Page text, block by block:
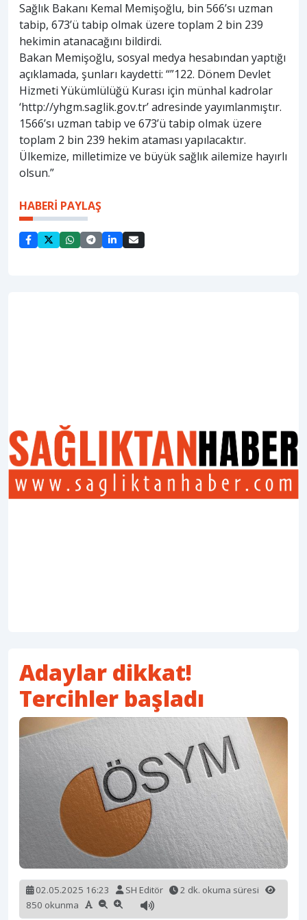
Sağlık Bakanı Kemal Memişoğlu, bin 566’sı uzman
tabip, 673’ü tabip olmak üzere toplam 2 bin 239
hekimin atanacağını bildirdi.
Bakan Memişoğlu, sosyal medya hesabından yaptığı
açıklamada, şunları kaydetti: “”122. Dönem Devlet
Hizmeti Yükümlülüğü Kurası için münhal kadrolar
‘http://yhgm.saglik.gov.tr’ adresinde yayımlanmıştır.
1566’sı uzman tabip ve 673’ü tabip olmak üzere
toplam 2 bin 239 hekim ataması yapılacaktır.
Ülkemize, milletimize ve büyük sağlık ailemize hayırlı
olsun.”
HABERİ PAYLAŞ
Adaylar dikkat!
Tercihler başladı
02.05.2025 16:23 SH Editör
2 dk. okuma süresi
850 okunma